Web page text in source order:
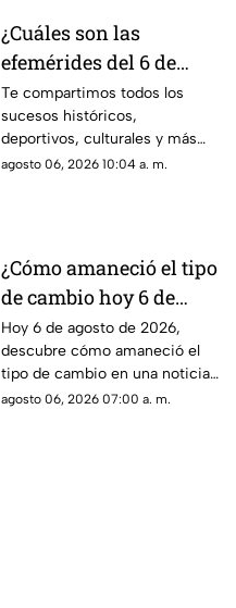
¿Cuáles son las
efemérides del 6 de
agosto? Conoce lo que
se celebra un día como
hoy en México y el
mundo
Te compartimos todos los
sucesos históricos,
deportivos, culturales y más
que marcaron las efemérides
agosto 06, 2026 10:04 a. m.
¿Cómo amaneció el tipo
de cambio hoy 6 de
agosto de 2026?
Hoy 6 de agosto de 2026,
descubre cómo amaneció el
tipo de cambio en una noticia
que impactará tus finanzas.
agosto 06, 2026 07:00 a. m.